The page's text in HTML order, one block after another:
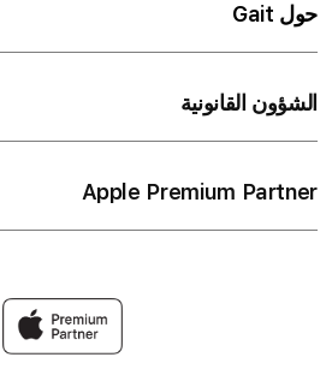
حول Gait
الشؤون القانونية
Apple Premium Partner